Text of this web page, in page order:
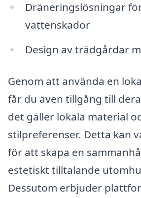
Dräneringslösningar
vattenskador
Design av trädgårdar
Genom att använda en
får du även tillgång till
det gäller lokala material
stilpreferenser. Detta kan
för att skapa en
estetiskt tilltalande
Dessutom erbjuder